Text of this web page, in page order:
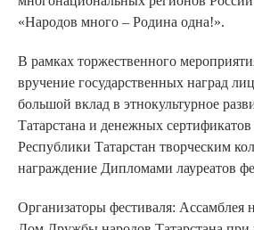
«Народов много – Родина одна!».
В рамках торжественного
вручение государственных наград
большой вклад в этнокультурное
Татарстана и денежных
Республики Татарстан творческим
награждение Дипломами лауреатов
Организаторы фестиваля: Ассамблея